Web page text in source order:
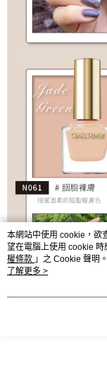
本網站中使用 cookie，欲
望在電腦上使用 cookie
權條款 」之 Cookie 聲明
用條款之 Cookie 聲明使用
了解更多 >